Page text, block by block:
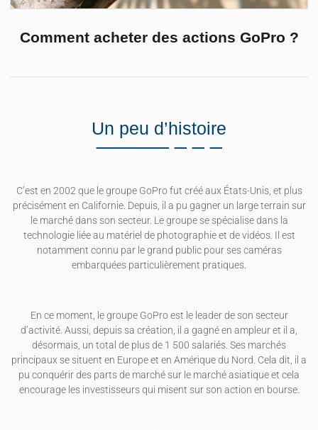
Comment acheter des actions GoPro ?
Un peu d’histoire
C’est en 2002 que le groupe GoPro fut créé aux États-Unis, et plus
précisément en Californie. Depuis, il a pu gagner un large terrain sur
le marché dans son secteur. Le groupe se spécialise dans la
technologie liée au matériel de photographie et de vidéos. Il est
notamment connu par le grand public pour ses caméras
embarquées particulièrement pratiques.
En ce moment, le groupe GoPro est le leader de son secteur
d’activité. Aussi, depuis sa création, il a gagné en ampleur et il a,
désormais, un total de plus de 1 500 salariés. Ses marchés
principaux se situent en Europe et en Amérique du Nord. Cela dit, il a
pu conquérir des parts de marché sur le marché asiatique et cela
encourage les investisseurs qui misent sur son action en bourse.